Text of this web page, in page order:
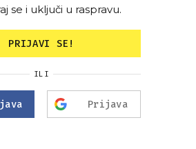
se i uključi u raspravu.
PRIJAVI SE!
ILI
Prijava